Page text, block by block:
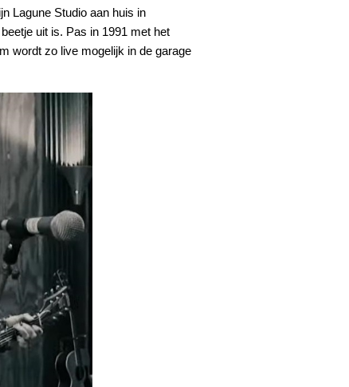
Lagune Studio aan huis in
uit is. Pas in 1991 met het
wordt zo live mogelijk in de garage